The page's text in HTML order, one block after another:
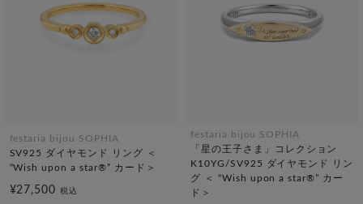
festaria bijou SOPHIA
SV925 ダイヤモンド リング ＜
“Wish upon a star®” カード＞
¥27,500税込
festaria bijou SOPHIA
「星の王子さま」コレクション
K10YG/SV925 ダイヤモンド リン
グ ＜ “Wish upon a star®” カー
ド＞